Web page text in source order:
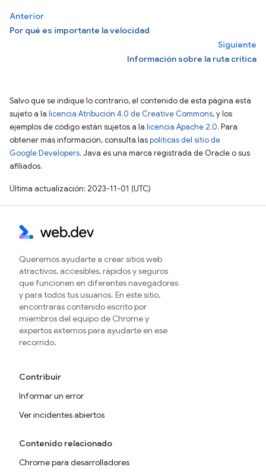
Anterior
Por qué es importante la velocidad
Siguiente
Información sobre la ruta crítica
Salvo que se indique lo contrario, el contenido de esta página está
sujeto a la licencia Atribución 4.0 de Creative Commons, y los
ejemplos de código están sujetos a la licencia Apache 2.0. Para
obtener más información, consulta laspolíticas del sitio de
Google Developers. Java es una marca registrada de Oracle o sus
afiliados.
Última actualización: 2023-11-01 (UTC)
Queremos ayudarte a crear sitios web
atractivos, accesibles, rápidos y seguros
que funcionen en diferentes navegadores
y para todos tus usuarios. En este sitio,
encontrarás contenido escrito por
miembros del equipo de Chrome y
expertos externos para ayudarte en ese
recorrido.
Contribuir
Informar un error
Ver incidentes abiertos
Contenido relacionado
Chrome para desarrolladores